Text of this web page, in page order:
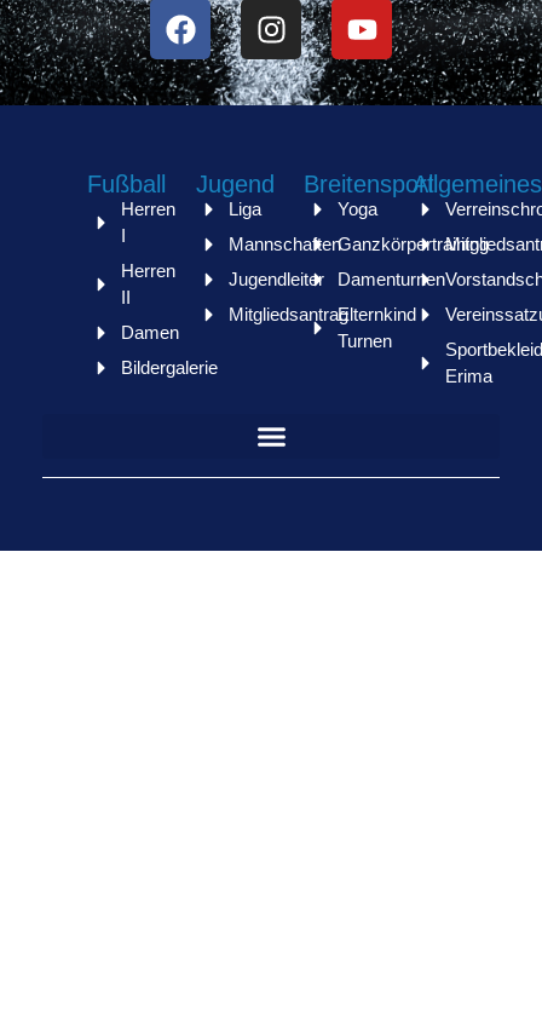
Fußball
Herren
I
Herren
II
Damen
Bildergalerie
Jugend
Liga
Mannschaften
Jugendleiter
Mitgliedsantrag
Breitensport
Yoga
Ganzkörpertraining
Damenturnen
Elternkind
Turnen
Allgemeines
Erima